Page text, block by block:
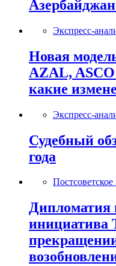
Экспресс-
Новая
AZAL,
какие
Экспресс-
Судебный
года
Дипломатия
инициатива